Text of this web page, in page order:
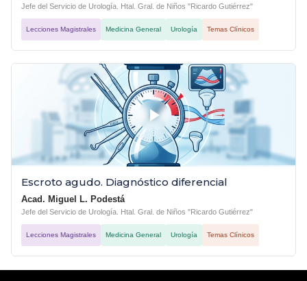
Jefe del Servicio de Urología. Htal. Gral. de Niños "Ricardo Gutiérrez"
Lecciones Magistrales Medicina General Urología Temas Clínicos
Escroto agudo. Diagnóstico diferencial
Acad. Miguel L. Podestá
Jefe del Servicio de Urología. Htal. Gral. de Niños "Ricardo Gutiérrez"
Lecciones Magistrales Medicina General Urología Temas Clínicos